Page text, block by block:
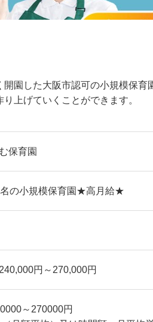
園した大阪市認可の小規模保育
上げていくことができます。
保育園
の小規模保育園★高月給★
円～270,000円
～270000円